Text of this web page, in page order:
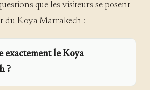
que les visiteurs se posent
du Koya Marrakech :
exactement le Koya
?